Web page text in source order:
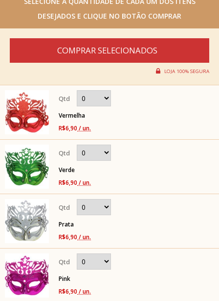
Vermelha
R$6,90 / un.
Verde
R$6,90 / un.
Prata
R$6,90 / un.
Pink
R$6,90 / un.